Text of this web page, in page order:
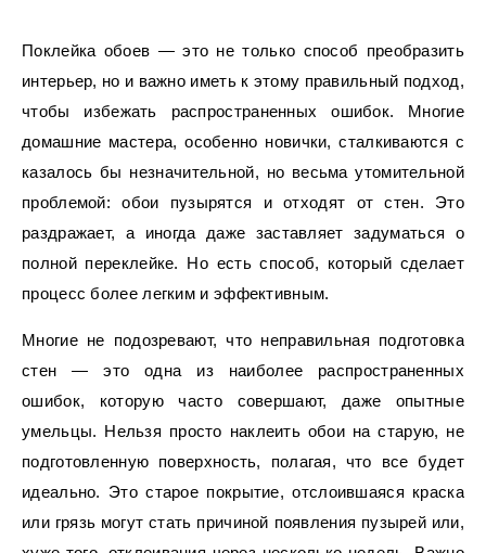
Поклейка обоев — это не только способ преобразить
интерьер, но и важно иметь к этому правильный подход,
чтобы избежать распространенных ошибок. Многие
домашние мастера, особенно новички, сталкиваются с
казалось бы незначительной, но весьма утомительной
проблемой: обои пузырятся и отходят от стен. Это
раздражает, а иногда даже заставляет задуматься о
полной переклейке. Но есть способ, который сделает
процесс более легким и эффективным.
Многие не подозревают, что неправильная подготовка
стен — это одна из наиболее распространенных
ошибок, которую часто совершают, даже опытные
умельцы. Нельзя просто наклеить обои на старую, не
подготовленную поверхность, полагая, что все будет
идеально. Это старое покрытие, отслоившаяся краска
или грязь могут стать причиной появления пузырей или,